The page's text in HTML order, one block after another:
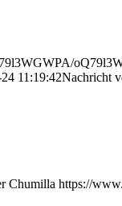
11:19:42Nachricht
Chumilla https://